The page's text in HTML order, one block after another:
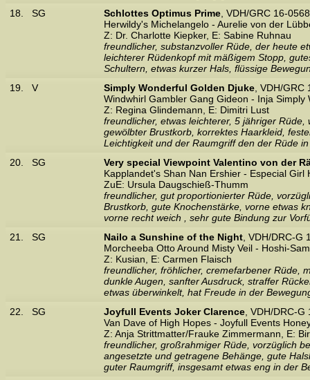
18.
SG Schlottes Optimus Prime , VDH/GRC 16-
Herwildy's Michelangelo - Aurelie von der
Z: Dr. Charlotte Kiepker, E: Sabine Ruhnau
freundlicher, substanzvoller Rüde, der heute
leichterer Rüdenkopf mit mäßigem Stopp,
Schultern, etwas kurzer Hals, flüssige
19.
V Simply Wonderful Golden Djuke , VDH/
Windwhirl Gambler Gang Gideon - Inja
Z: Regina Glindemann, E: Dimitri Lust
freundlicher, etwas leichterer, 5 jähriger
gewölbter Brustkorb, korrektes Haarkleid,
Leichtigkeit und der Raumgriff den der Rüde
20.
SG
Very special Viewpoint Valentino von der
Kapplandet's Shan Nan Ershier - Especial Girl
ZuE: Ursula Daugschieß-Thumm
freundlicher, gut proportionierter Rüde,
Brustkorb, gute Knochenstärke, vorne etwas
vorne recht weich , sehr gute Bindung zur
21.
SG Nailo a Sunshine of the Night , VDH/DRC-
Morcheeba Otto Around Misty Veil - Hoshi-
Z: Kusian, E: Carmen Flaisch
freundlicher, fröhlicher, cremefarbener Rüde,
dunkle Augen, sanfter Ausdruck, straffer
etwas überwinkelt, hat Freude in der
22.
SG Joyfull Events Joker Clarence , VDH/DRC-
Van Dave of High Hopes - Joyfull Events
Z: Anja Strittmatter/Frauke Zimmermann, E:
freundlicher, großrahmiger Rüde, vorzüglich
angesetzte und getragene Behänge, gute
guter Raumgriff, insgesamt etwas eng in der